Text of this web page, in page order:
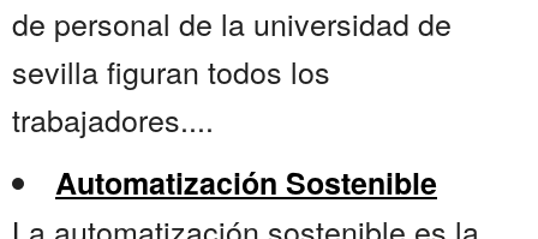
de personal de la universidad de
sevilla figuran todos los
trabajadores....
Automatización Sostenible